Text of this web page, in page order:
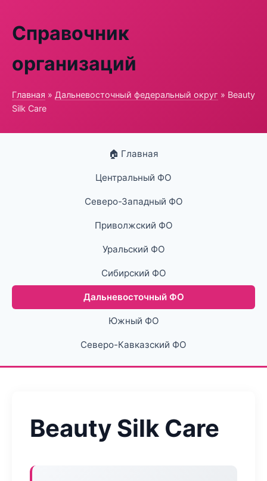
Справочник
организаций
Главная » Дальневосточный федеральный округ » Beauty
Silk Care
🏠 Главная
Центральный ФО
Северо-Западный ФО
Приволжский ФО
Уральский ФО
Сибирский ФО
Дальневосточный ФО
Южный ФО
Северо-Кавказский ФО
Beauty Silk Care